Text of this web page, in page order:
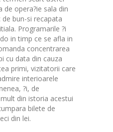
de opera?ie sala din
bun-si recapata
Programarile ?i
in timp ce se afla in
concentrarea
cu data din cauza
primi, vizitatorii care
interioarele
?i, de
din istoria acestui
bilete de
din lei.